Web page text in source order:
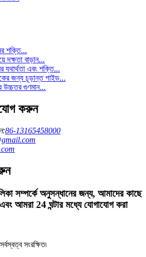
শক্তি...
দক্ষতা বাড়ান...
যথার্থতা এবং শক্তি...
জন্য চূড়ান্ত গাইড...
উচ্চতর গুণমান...
করুন
86-13165458000
সম্পর্কে অনুসন্ধানের জন্য, আমাদের কাছে
আমরা 24 ঘন্টার মধ্যে যোগাযোগ করা
সংরক্ষিত৷